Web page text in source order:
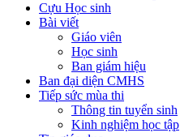
Cựu Học sinh
Bài viết
Giáo viên
Học sinh
Ban giám hiệu
Ban đại diện CMHS
Tiếp sức mùa thi
Thông tin tuyển sinh
Kinh nghiệm học tập